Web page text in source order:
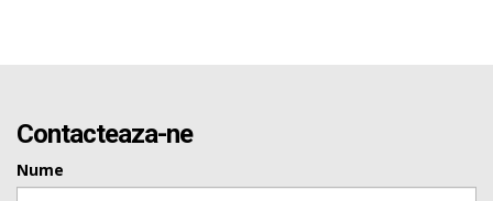
Contacteaza-ne
Nume